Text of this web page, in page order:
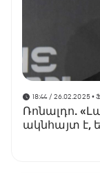
18:44 / 26.02.2025•
Ռոնալդո.
ակնհայտ է,